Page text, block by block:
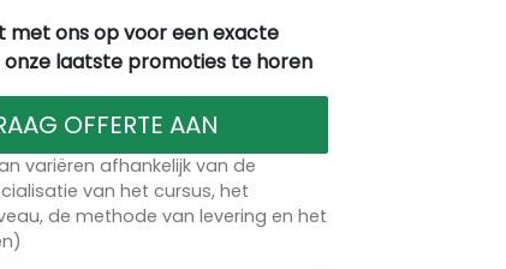
met ons op voor een exacte
laatste promoties te horen
OFFERTE AAN
variëren afhankelijk van de
van het cursus, het
de methode van levering en het